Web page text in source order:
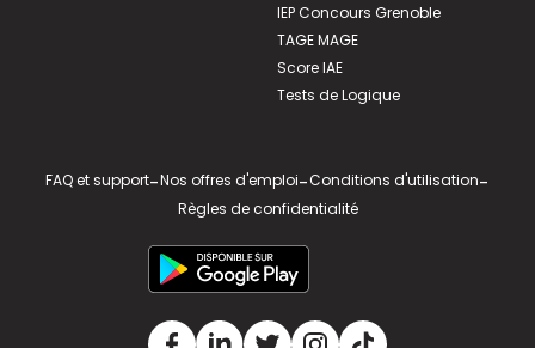
IEP Concours Grenoble
TAGE MAGE
Score IAE
Tests de Logique
FAQ et support-Nos offres d'emploi-Conditions d'utilisation-
Règles de confidentialité